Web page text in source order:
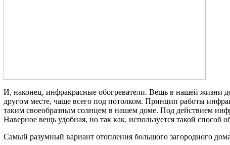
И, наконец, инфракрасные обогреватели. Вещь в нашей жизни
другом месте, чаще всего под потолком. Принцип работы
таким своеобразным солнцем в нашем доме. Под действием
Наверное вещь удобная, но так как, используется такой способ
Самый разумный вариант отопления большого загородного